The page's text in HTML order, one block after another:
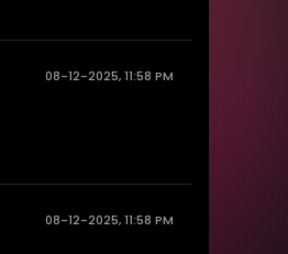
08-12-2025, 11:58 PM
08-12-2025, 11:58 PM